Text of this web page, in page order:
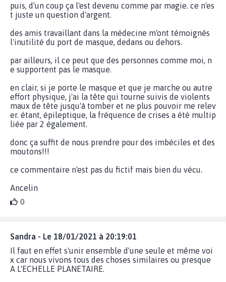
puis, d'un coup ça l'est devenu comme par magie. ce n'es
t juste un question d'argent.
des amis travaillant dans la médecine m'ont témoignés
l'inutilité du port de masque, dedans ou dehors.
par ailleurs, il ce peut que des personnes comme moi, n
e supportent pas le masque.
en clair, si je porte le masque et que je marche ou autre
effort physique, j'ai la tête qui tourne suivis de violents
maux de tête jusqu'à tomber et ne plus pouvoir me relev
er. étant, épileptique, la fréquence de crises a été multip
liée par 2 également.
donc ça suffit de nous prendre pour des imbéciles et des
moutons!!!
ce commentaire n'est pas du fictif mais bien du vécu.
Ancelin
0
Sandra - Le 18/01/2021 à 20:19:01
Il faut en effet s'unir ensemble d'une seule et même voi
x car nous vivons tous des choses similaires ou presque
A L'ECHELLE PLANETAIRE.